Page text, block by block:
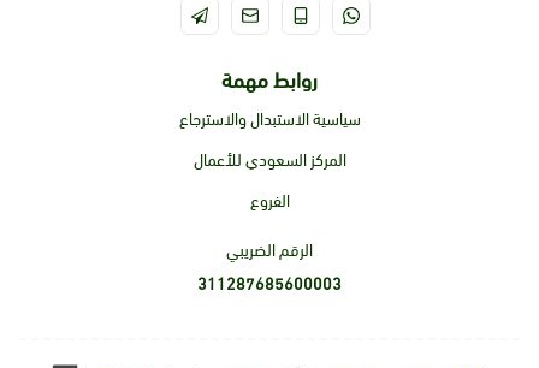
روابط مهمة
سياسية الاستبدال والاسترجاع
المركز السعودي للأعمال
الفروع
الرقم الضريبي
311287685600003